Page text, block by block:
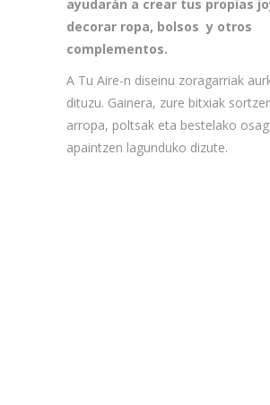
ayudarán a crear tus propias
decorar ropa, bolsos y otros
complementos.
A Tu Aire-n diseinu zoragarriak
dituzu. Gainera, zure bitxiak
arropa, poltsak eta bestelako
apaintzen lagunduko dizute.